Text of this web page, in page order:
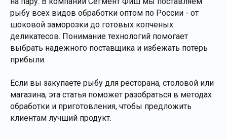
рыбу всех видов обработки оптом по России - от
шоковой заморозки до готовых копченых
деликатесов. Понимание технологий помогает
выбрать надежного поставщика и избежать потерь
прибыли.
Если вы закупаете рыбу для ресторана, столовой или
магазина, эта статья поможет разобраться в методах
обработки и приготовления, чтобы предложить
клиентам лучший продукт.